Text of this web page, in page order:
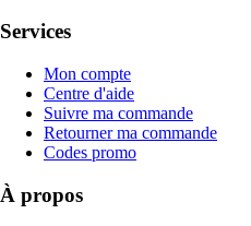
Services
Mon compte
Centre d'aide
Suivre ma commande
Retourner ma commande
Codes promo
À propos